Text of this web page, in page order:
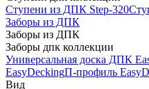
Ступени из ДПК Step-320
Заборы из ДПК
Заборы из ДПК
Заборы дпк коллекции
Универсальная доска ДПК
EasyDeckingП-профиль
Вид